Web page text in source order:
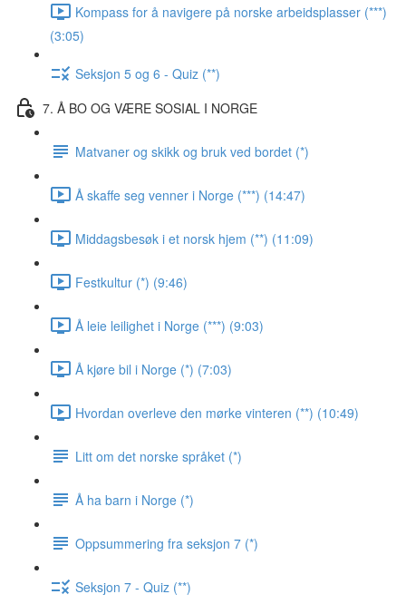
Kompass for å navigere på norske arbeidsplasser (***)
(3:05)
Seksjon 5 og 6 - Quiz (**)
7. Å BO OG VÆRE SOSIAL I NORGE
Matvaner og skikk og bruk ved bordet (*)
Å skaffe seg venner i Norge (***) (14:47)
Middagsbesøk i et norsk hjem (**) (11:09)
Festkultur (*) (9:46)
Å leie leilighet i Norge (***) (9:03)
Å kjøre bil i Norge (*) (7:03)
Hvordan overleve den mørke vinteren (**) (10:49)
Litt om det norske språket (*)
Å ha barn i Norge (*)
Oppsummering fra seksjon 7 (*)
Seksjon 7 - Quiz (**)